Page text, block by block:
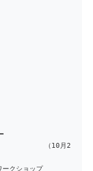
た （10月2
ワークショップ